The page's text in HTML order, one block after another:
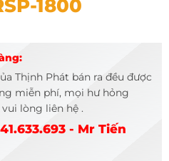
1800
Thịnh Phát bán ra đều được
miễn phí, mọi hư hỏng
lòng liên hệ .
- Mr Tiến